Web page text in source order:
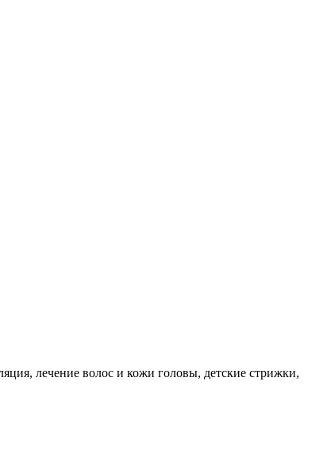
лечение волос и кожи головы, детские стрижки,